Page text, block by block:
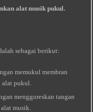
alat musik pukul.
sebagai berikut:
memukul membran
alat pukul.
menggoreskan tangan
alat musik.